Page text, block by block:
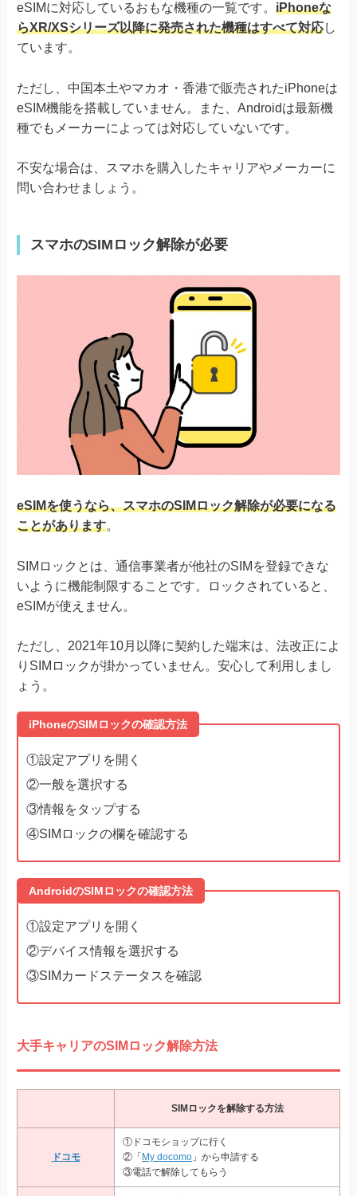
Xperia
Xperia Ace III
Xperia 5 IV
Xperia 5 V
AQUOS
AQUOS R9
AQUOS R8シリーズ
AQUOS R7
AQUOS sense7
AQUOS sense8
AQUOS sense4 lite
Simple Sumaho 6
Simple Sumaho 7
Rakuten
Rakuten Mini
Rakuten Big-S
Rakuten Big
Rakuten Hand
Rakuten Hand 5G
Google Pixel
Pixel 9
Pixel 9 Pro XL
Pixel 9 Pro
Pixel 9 Pro Fold
Pixel 8
Pixel 8a
Pixel 6
Pixel 6 Pro
Pixel 5
Pixel 4a
Pixel 4 XL
Xiaomi
Xperia 1 VI
Xperia 1 VI SO-51E
Xperia 5 V Xperia 10 VI
Xperia 10 V
Xperia 10 IV
Xperia Ace III
Xperia 10 III Lite
Razr 5G※ソフトバンク版除く
Razr 40
Razr 40 ultra
G52J 5Gシリーズ
G53S 5G
Huawei P40
Find X3 Pro
Reno9 A
Reno 5 A
TORQUE® G06
かんたんスマホ３
かんたんスマホ２＋
eSIMに対応しているおもな機種の一覧です。 iPhoneな
らXR/XSシリーズ以降に発売された機種はすべて対応し
ています。
ただし、中国本土やマカオ・香港で販売されたiPhoneは
eSIM機能を搭載していません。また、Androidは最新機
種でもメーカーによっては対応していないです。
不安な場合は、スマホを購入したキャリアやメーカーに
問い合わせましょう。
スマホのSIMロック解除が必要
eSIMを使うなら、スマホのSIMロック解除が必要になる
ことがあります。
SIMロックとは、通信事業者が他社のSIMを登録できな
いように機能制限することです。ロックされていると、
eSIMが使えません。
ただし、2021年10月以降に契約した端末は、法改正によ
りSIMロックが掛かっていません。安心して利用しまし
ょう。
iPhoneのSIMロックの確認方法
①設定アプリを開く
②一般を選択する
③情報をタップする
④SIMロックの欄を確認する
AndroidのSIMロックの確認方法
①設定アプリを開く
②デバイス情報を選択する
③SIMカードステータスを確認
大手キャリアのSIMロック解除方法
SIMロックを解除する方法
ドコモ
①ドコモショップに行く
②「 My docomo 」から申請する
③電話で解除してもらう